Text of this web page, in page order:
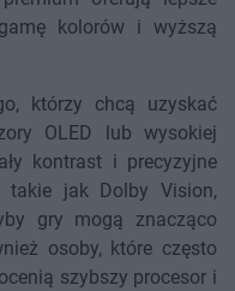
kolorów i wyższą
którzy chcą uzyskać
OLED lub wysokiej
kontrast i precyzyjne
takie jak Dolby Vision,
gry mogą znacząco
osoby, które często
szybszy procesor i